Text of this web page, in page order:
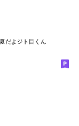
夏だよジト目くん